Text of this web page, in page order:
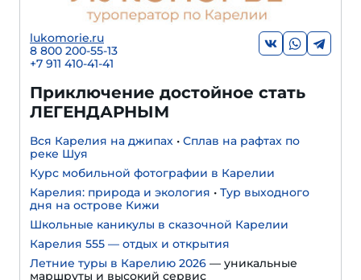
lukomorie.ru
8 800 200-55-13
+7 911 410-41-41
Приключение достойное стать
ЛЕГЕНДАРНЫМ
Вся Карелия на джипах • Сплав на рафтах по
реке Шуя
Курс мобильной фотографии в Карелии
Карелия: природа и экология • Тур выходного
дня на острове Кижи
Школьные каникулы в сказочной Карелии
Карелия 555 — отдых и открытия
Летние туры в Карелию 2026 — уникальные
маршруты и высокий сервис